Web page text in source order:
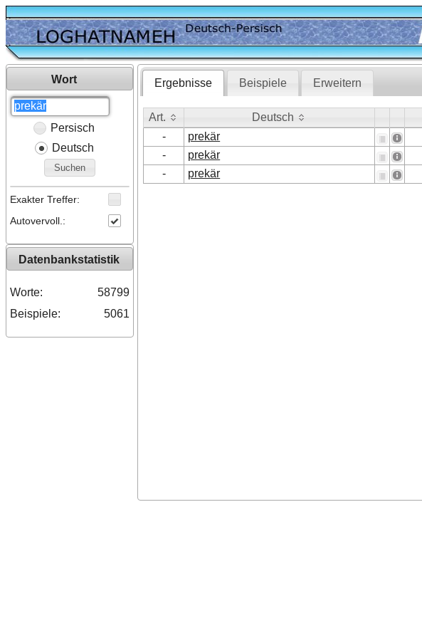
Wort
Persisch
Deutsch
Suchen
Exakter Treffer:
Autovervoll.:
Datenbankstatistik
Worte:
58799
Beispiele:
5061
Ergebnisse Beispiele Erweitern
Art. Deutsch
- prekär
-
prekär
-
prekär